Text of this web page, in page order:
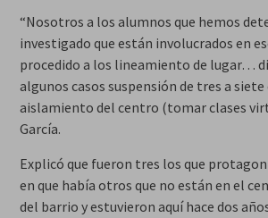
“Nosotros a los alumnos que hemos
investigado que están involucrados en
procedido a los lineamiento de lugar…
algunos casos suspensión de tres a
aislamiento del centro (tomar clases
García.
Explicó que fueron tres los que
en que había otros que no están en el
del barrio y estuvieron aquí hace dos